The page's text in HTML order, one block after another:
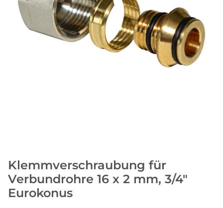
Klemmverschraubung für
Verbundrohre 16 x 2 mm, 3/4"
Eurokonus